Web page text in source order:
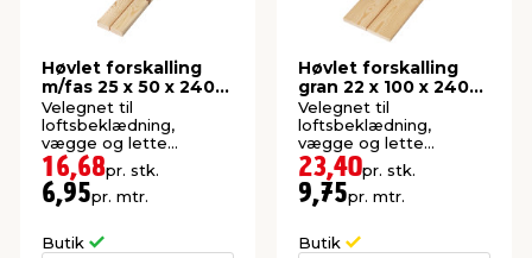
Høvlet forskalling
m/fas 25 x 50 x 2400
mm
Velegnet til
loftsbeklædning,
vægge og lette
konstruktioner. Høvlet:
21 x 45 mm.
16,68pr. stk.
6,95pr. mtr.
Butik
Høvlet forskalling
gran 22 x 100 x 2400
mm
Velegnet til
loftsbeklædning,
vægge og lette
konstruktioner. Høvlet:
21,5 x 95 mm.
23,40pr. stk.
9,75pr. mtr.
Butik